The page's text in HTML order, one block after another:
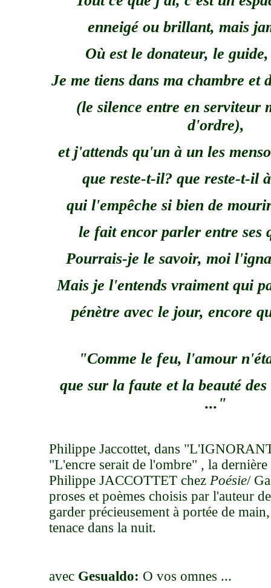
enneigé ou brillant, mais
Où est le donateur, le
Je me tiens dans ma chambre et
(le silence entre en serviteur
d'ordre),
et j'attends qu'un à un les
que reste-t-il? que reste-t-il
qui l'empêche si bien de
le fait encor parler entre ses
Pourrais-je le savoir, moi
Mais je l'entends vraiment qui
pénètre avec le jour, encore
"Comme le feu, l'amour
que sur la faute et la beauté
..."
Philippe Jaccottet, dans
"L'encre serait de l'ombre" , la
Philippe JACCOTTET chez Poésie/
proses et poèmes choisis par l'auteur
garder précieusement à portée de
tenace dans la nuit.
avec Gesualdo: O vos omnes ...